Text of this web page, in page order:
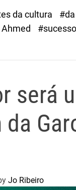
da cultura
será
Jo Ribeiro